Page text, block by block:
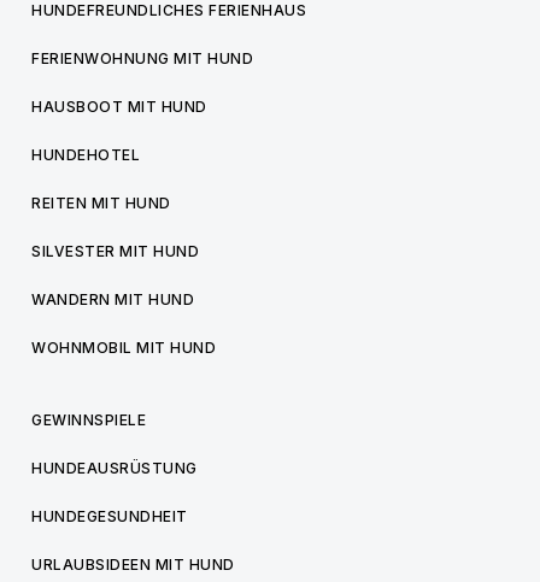
HUNDEFREUNDLICHES FERIENHAUS
FERIENWOHNUNG MIT HUND
HAUSBOOT MIT HUND
HUNDEHOTEL
REITEN MIT HUND
SILVESTER MIT HUND
WANDERN MIT HUND
WOHNMOBIL MIT HUND
GEWINNSPIELE
HUNDEAUSRÜSTUNG
HUNDEGESUNDHEIT
URLAUBSIDEEN MIT HUND